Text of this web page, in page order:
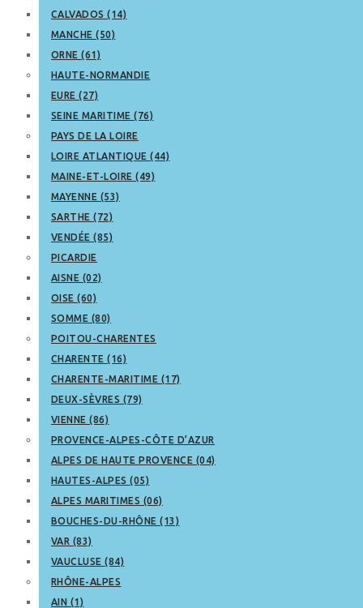
CALVADOS (14)
MANCHE (50)
ORNE (61)
HAUTE-NORMANDIE
EURE (27)
SEINE MARITIME (76)
PAYS DE LA LOIRE
LOIRE ATLANTIQUE (44)
MAINE-ET-LOIRE (49)
MAYENNE (53)
SARTHE (72)
VENDÉE (85)
PICARDIE
AISNE (02)
OISE (60)
SOMME (80)
POITOU-CHARENTES
CHARENTE (16)
CHARENTE-MARITIME (17)
DEUX-SÈVRES (79)
VIENNE (86)
PROVENCE-ALPES-CÔTE D’AZUR
ALPES DE HAUTE PROVENCE (04)
HAUTES-ALPES (05)
ALPES MARITIMES (06)
BOUCHES-DU-RHÔNE (13)
VAR (83)
VAUCLUSE (84)
RHÔNE-ALPES
AIN (1)